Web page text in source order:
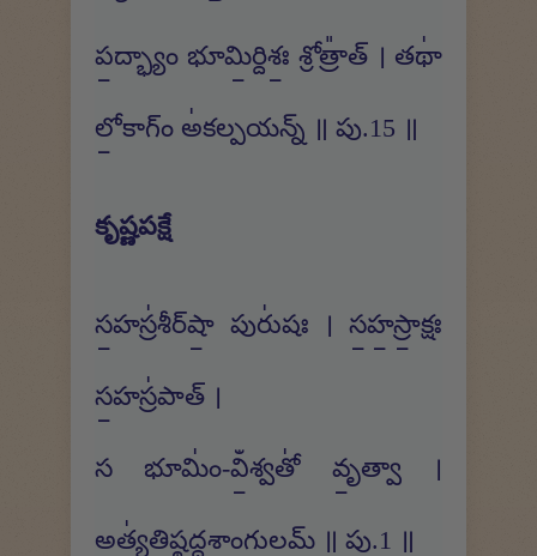
ప॒ద్భ్యాం భూమి॒ర్దిశః॒ శ్రోత్రా᳚త్ । తథా॑
లో॒కాగ్ం అ॑కల్పయన్న్ ॥ పు.15 ॥
కృష్ణపక్షే
స॒హస్ర॑శీర్​షా॒ పురు॑షః । స॒హ॒స్రా॒క్షః
స॒హస్ర॑పాత్ ।
స భూమిం॑-విఀ॒శ్వతో॑ వృ॒త్వా ।
అత్య॑తిష్ఠద్దశాంగు॒లమ్ ॥ పు.1 ॥